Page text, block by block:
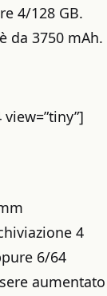
4/128 GB.
da 3750 mAh.
4
6/64
aumentato